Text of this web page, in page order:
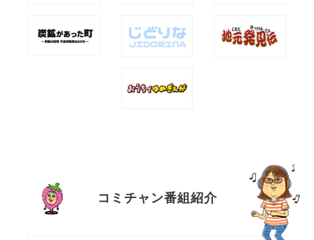
コミチャン番組紹介